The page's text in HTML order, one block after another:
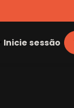
Inicie sessão